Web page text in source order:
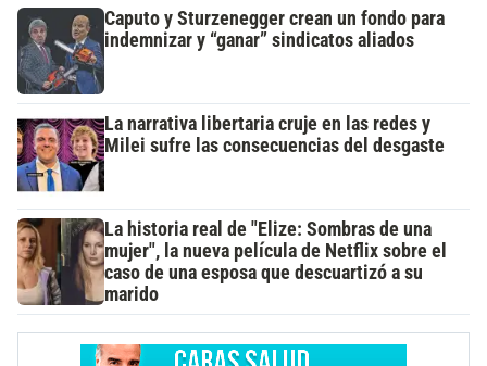
Caputo y Sturzenegger crean un fondo para
indemnizar y “ganar” sindicatos aliados
La narrativa libertaria cruje en las redes y
Milei sufre las consecuencias del desgaste
La historia real de "Elize: Sombras de una
mujer", la nueva película de Netflix sobre el
caso de una esposa que descuartizó a su
marido